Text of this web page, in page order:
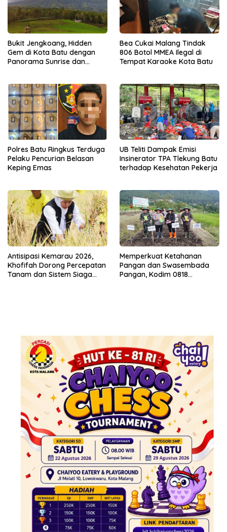
Bukit Jengkoang, Hidden
Gem di Kota Batu dengan
Panorama Sunrise dan
Bea Cukai Malang Tindak
806 Botol MMEA Ilegal di
Tempat Karaoke Kota Batu
Polres Batu Ringkus Terduga
Pelaku Pencurian Belasan
Keping Emas
UB Teliti Dampak Emisi
Insinerator TPA Tlekung Batu
terhadap Kesehatan Pekerja
Antisipasi Kemarau 2026,
Khofifah Dorong Percepatan
Tanam dan Sistem Siaga
Memperkuat Ketahanan
Pangan dan Swasembada
Pangan, Kodim 0818